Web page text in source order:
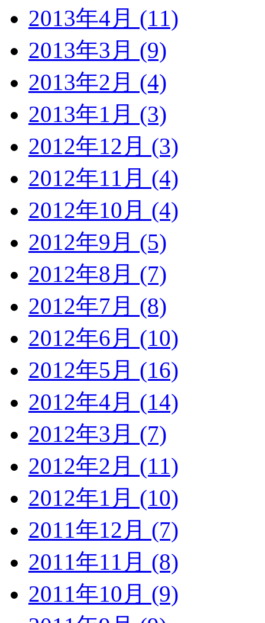
2013年4月 (11)
2013年3月 (9)
2013年2月 (4)
2013年1月 (3)
2012年12月 (3)
2012年11月 (4)
2012年10月 (4)
2012年9月 (5)
2012年8月 (7)
2012年7月 (8)
2012年6月 (10)
2012年5月 (16)
2012年4月 (14)
2012年3月 (7)
2012年2月 (11)
2012年1月 (10)
2011年12月 (7)
2011年11月 (8)
2011年10月 (9)